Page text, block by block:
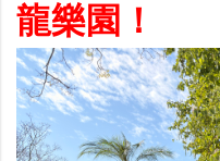
龍樂園！